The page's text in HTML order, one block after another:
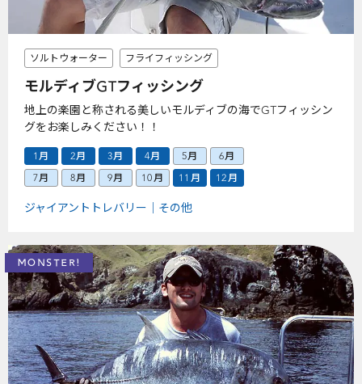
ソルトウォーター フライフィッシング
モルディブGTフィッシング
地上の楽園と称される美しいモルディブの海でGTフィッシン
グをお楽しみください！！
1月 2月 3月 4月 5月
6月
7月
8月 9月 10月 11月 12月
ジャイアントトレバリー その他
MONSTER!